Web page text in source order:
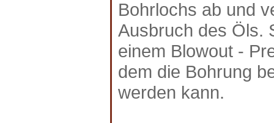
Bohrlochs ab und
Ausbruch des Öls.
einem Blowout -
dem die Bohrung
werden kann.